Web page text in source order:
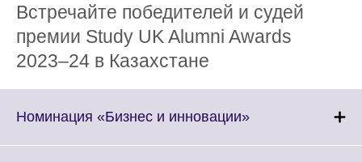
Встречайте победителей и судей
премии Study UK Alumni Awards
2023–24 в Казахстане
Номинация «Бизнес и инновации»Click